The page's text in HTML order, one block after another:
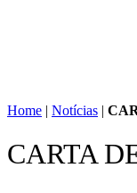
Home | Notícias |
CARTA